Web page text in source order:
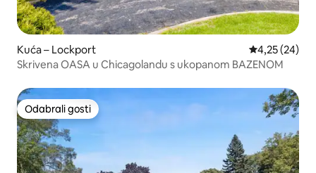
Kuća – Lockport Prosječna
4,25 (24)
Skrivena OASA u Chicagolandu s ukopanom BAZENOM
Odabrali gosti
Odabrali gosti